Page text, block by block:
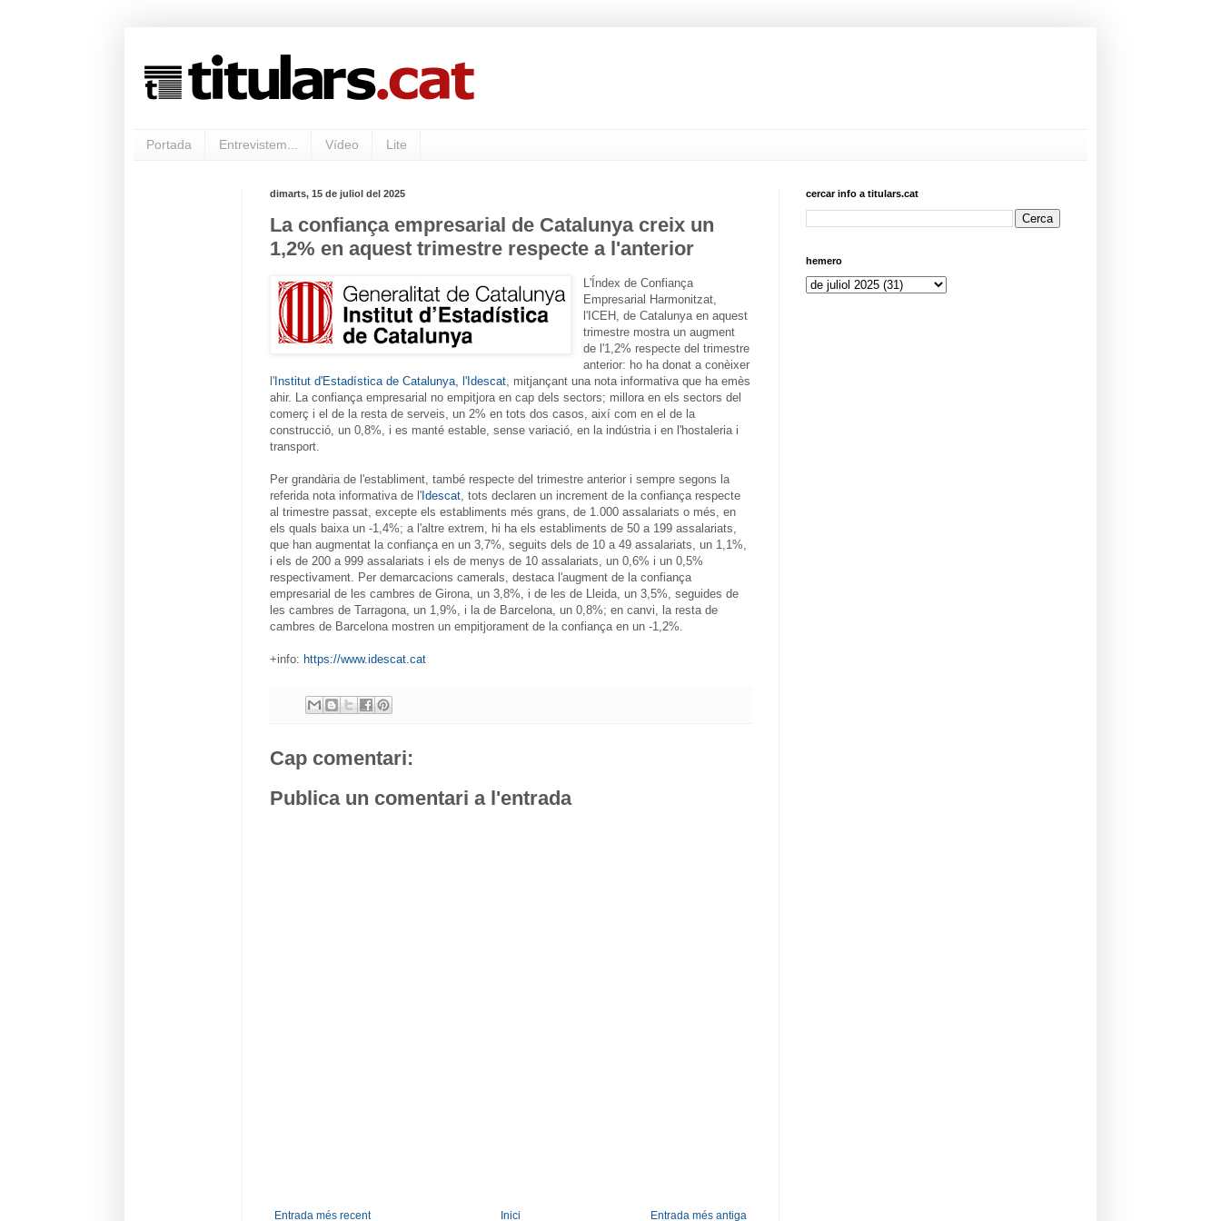
Portada Entrevistem... Vídeo Lite
dimarts, 15 de juliol del 2025
La confiança empresarial de Catalunya creix un
1,2% en aquest trimestre respecte a l'anterior
L'Índex de Confiança
Empresarial Harmonitzat,
l'ICEH, de Catalunya en aquest
trimestre mostra un augment
de l'1,2% respecte del trimestre
anterior: ho ha donat a conèixer
l' Institut d'Estadística de Catalunya, l'Idescat, mitjançant una nota informativa que ha emès
ahir. La confiança empresarial no empitjora en cap dels sectors; millora en els sectors del
comerç i el de la resta de serveis, un 2% en tots dos casos, així com en el de la
construcció, un 0,8%, i es manté estable, sense variació, en la indústria i en l'hostaleria i
transport.
Per grandària de l'establiment, també respecte del trimestre anterior i sempre segons la
referida nota informativa de l' Idescat, tots declaren un increment de la confiança respecte
al trimestre passat, excepte els establiments més grans, de 1.000 assalariats o més, en
els quals baixa un -1,4%; a l'altre extrem, hi ha els establiments de 50 a 199 assalariats,
que han augmentat la confiança en un 3,7%, seguits dels de 10 a 49 assalariats, un 1,1%,
i els de 200 a 999 assalariats i els de menys de 10 assalariats, un 0,6% i un 0,5%
respectivament. Per demarcacions camerals, destaca l'augment de la confiança
empresarial de les cambres de Girona, un 3,8%, i de les de Lleida, un 3,5%, seguides de
les cambres de Tarragona, un 1,9%, i la de Barcelona, un 0,8%; en canvi, la resta de
cambres de Barcelona mostren un empitjorament de la confiança en un -1,2%.
+info: https://www.idescat.cat
Cap comentari:
Publica un comentari a l'entrada
Entrada més recent Entrada més antiga
Inici
cercar info a titulars.cat
hemero